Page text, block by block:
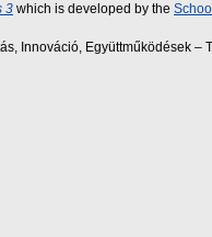
3 which is developed by the
Innováció, Együttműködések